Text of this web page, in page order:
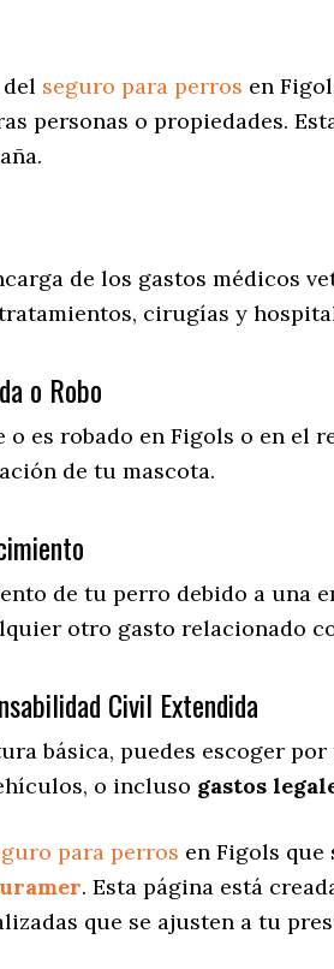
seguro para perros en
personas o propiedades.
de los gastos médicos
cirugías y
o Robo
es robado en Figols o en el
de tu mascota.
de tu perro debido a una
otro gasto relacionado
Civil Extendida
básica, puedes escoger por
o incluso gastos
para perros en Figols que
. Esta página está
que se ajusten a tu